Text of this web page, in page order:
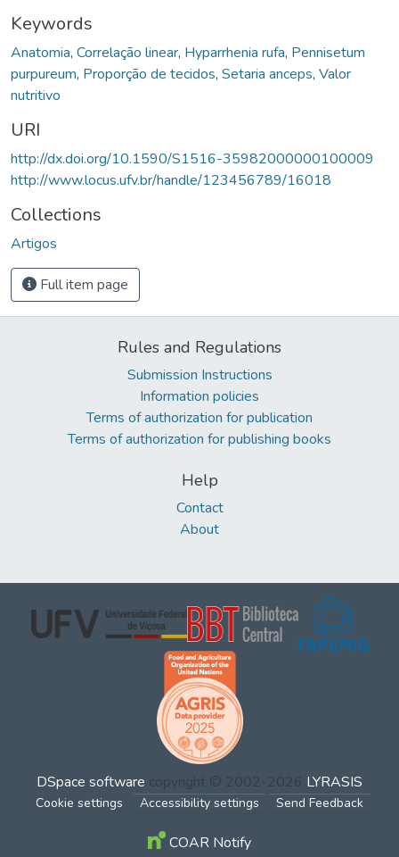
Keywords
Anatomia, Correlação linear, Hyparrhenia rufa, Pennisetum
purpureum, Proporção de tecidos, Setaria anceps, Valor
nutritivo
URI
http://dx.doi.org/10.1590/S1516-35982000000100009
http://www.locus.ufv.br/handle/123456789/16018
Collections
Artigos
Full item page
Rules and Regulations
Submission Instructions
Information policies
Terms of authorization for publication
Terms of authorization for publishing books
Help
Contact
About
DSpace software copyright © 2002-2026 LYRASIS
Cookie settings Accessibility settings Send Feedback
COAR Notify